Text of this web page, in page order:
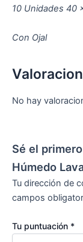
10 Unidades 40
Con Ojal
No hay
Sé el
Húmedo
Tu dirección de
campos
Tu puntuación *